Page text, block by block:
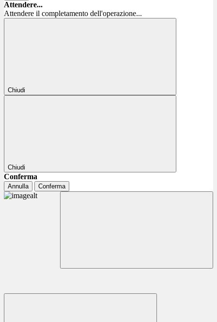
Attendere...
Attendere il completamento dell'operazione...
Chiudi
Chiudi
Conferma
Annulla Conferma